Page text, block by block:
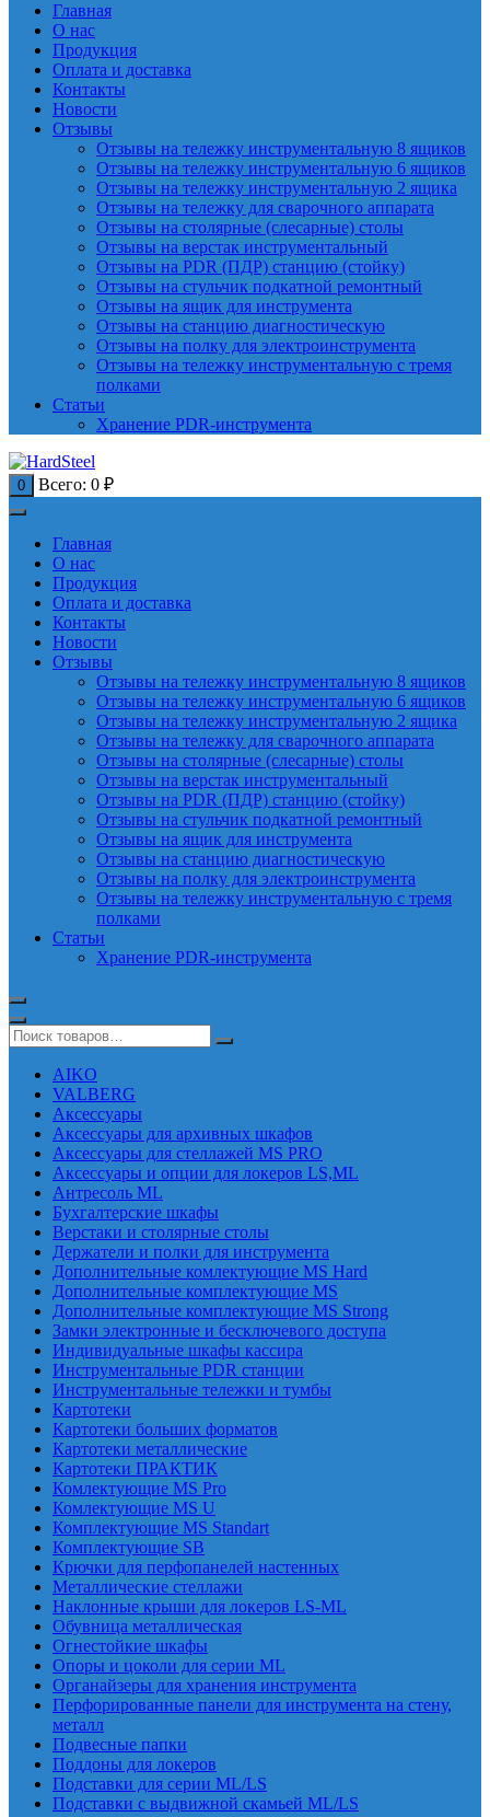
Главная
О нас
Продукция
Оплата и доставка
Контакты
Новости
Отзывы
Отзывы на тележку инструментальную 8 ящиков
Отзывы на тележку инструментальную 6 ящиков
Отзывы на тележку инструментальную 2 ящика
Отзывы на тележку для сварочного аппарата
Отзывы на столярные (слесарные) столы
Отзывы на верстак инструментальный
Отзывы на PDR (ПДР) станцию (стойку)
Отзывы на стульчик подкатной ремонтный
Отзывы на ящик для инструмента
Отзывы на станцию диагностическую
Отзывы на полку для электроинструмента
Отзывы на тележку инструментальную с тремя
полками
Статьи
Хранение PDR-инструмента
0 Всего: 0 ₽
Главная
О нас
Продукция
Оплата и доставка
Контакты
Новости
Отзывы
Отзывы на тележку инструментальную 8 ящиков
Отзывы на тележку инструментальную 6 ящиков
Отзывы на тележку инструментальную 2 ящика
Отзывы на тележку для сварочного аппарата
Отзывы на столярные (слесарные) столы
Отзывы на верстак инструментальный
Отзывы на PDR (ПДР) станцию (стойку)
Отзывы на стульчик подкатной ремонтный
Отзывы на ящик для инструмента
Отзывы на станцию диагностическую
Отзывы на полку для электроинструмента
Отзывы на тележку инструментальную с тремя
полками
Статьи
Хранение PDR-инструмента
AIKO
VALBERG
Аксессуары
Аксессуары для архивных шкафов
Аксессуары для стеллажей MS PRO
Аксессуары и опции для локеров LS,ML
Антресоль ML
Бухгалтерские шкафы
Верстаки и столярные столы
Держатели и полки для инструмента
Дополнительные комлектующие MS Hard
Дополнительные комплектующие MS
Дополнительные комплектующие MS Strong
Замки электронные и бесключевого доступа
Индивидуальные шкафы кассира
Инструментальные PDR станции
Инструментальные тележки и тумбы
Картотеки
Картотеки больших форматов
Картотеки металлические
Картотеки ПРАКТИК
Комлектующие MS Pro
Комлектующие MS U
Комплектующие MS Standart
Комплектующие SB
Крючки для перфопанелей настенных
Металлические стеллажи
Наклонные крыши для локеров LS-ML
Обувница металлическая
Огнестойкие шкафы
Опоры и цоколи для серии ML
Органайзеры для хранения инструмента
Перфорированные панели для инструмента на стену,
металл
Подвесные папки
Поддоны для локеров
Подставки для серии ML/LS
Подставки с выдвижной скамьей ML/LS